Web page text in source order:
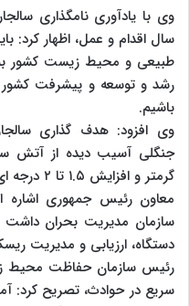
وی با یادآوری نامگذاری
سال اقدام و عمل، اظهار کرد:
طبیعی و محیط زیست کشور
رشد و توسعه و پیشرفت کشور
باشیم.
وی افزود: هدف گذاری
جنگلی آسیب دیده از آتش
گرمتر و افزایش ۱.۵ تا ۲ درجه ای دما طی ماه های پیش رو است.
معاون رئیس جمهوری
سازمان مدیریت بحران داشت
دستگاه، ارزیابی و مدیریت
رئیس سازمان حفاظت محیط
سریع در حوادث، تصریح کرد: